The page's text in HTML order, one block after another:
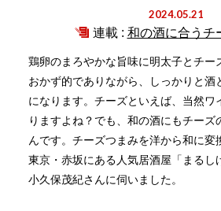
2024.05.21
連載 : 和の酒に合うチ
鶏卵のまろやかな旨味に明太子とチー
おかず的でありながら、しっかりと酒
になります。チーズといえば、当然ワ
りますよね？でも、和の酒にもチーズ
んです。チーズつまみを洋から和に変
東京・赤坂にある人気居酒屋「まるし
小久保茂紀さんに伺いました。